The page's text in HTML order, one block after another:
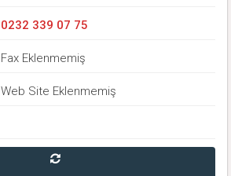
0232 339 07 75
Fax Eklenmemiş
Web Site Eklenmemiş